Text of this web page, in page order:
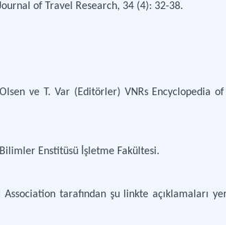
of Travel Research, 34 (4): 32-38.
ve T. Var (Editörler) VNRs Encyclopedia
Enstitüsü İşletme Fakültesi.
tarafından şu linkte açıklamaları